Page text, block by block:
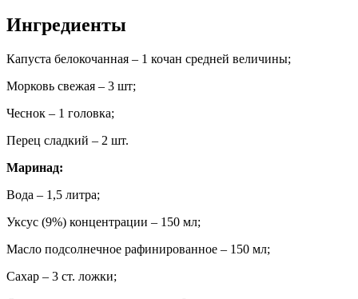
Ингредиенты
Капуста белокочанная – 1 кочан средней величины;
Морковь свежая – 3 шт;
Чеснок – 1 головка;
Перец сладкий – 2 шт.
Маринад:
Вода – 1,5 литра;
Уксус (9%) концентрации – 150 мл;
Масло подсолнечное рафинированное – 150 мл;
Сахар – 3 ст. ложки;